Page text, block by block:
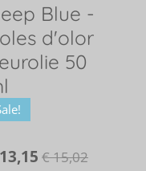
Blue -
d'olor
50
€ 15,02